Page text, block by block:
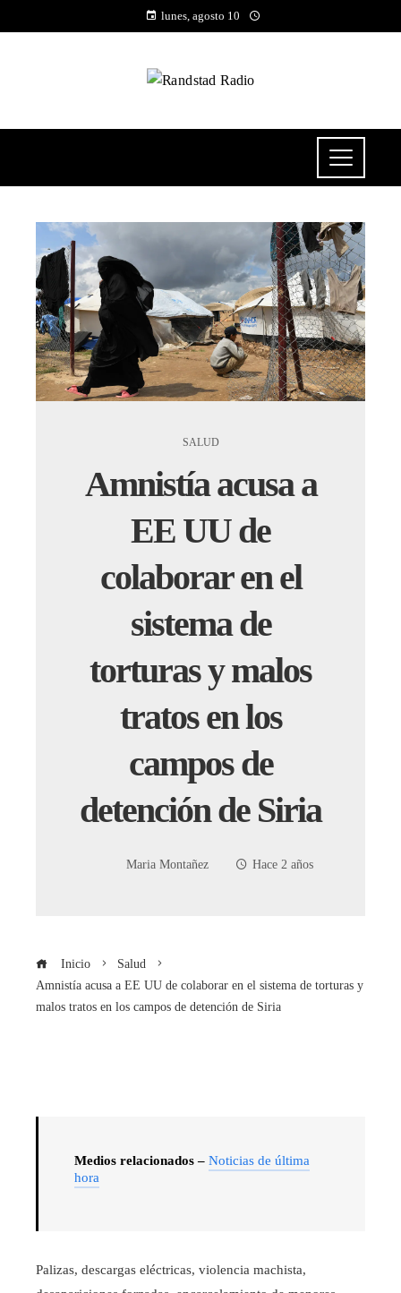
lunes, agosto 10
SALUD
Amnistía acusa a
EE UU de
colaborar en el
sistema de
torturas y malos
tratos en los
campos de
detención de Siria
Maria Montañez Hace 2 años
Inicio
Salud
Amnistía acusa a EE UU de colaborar en el sistema de torturas y
malos tratos en los campos de detención de Siria
Medios relacionados – Noticias de última
hora
Palizas, descargas eléctricas, violencia machista,